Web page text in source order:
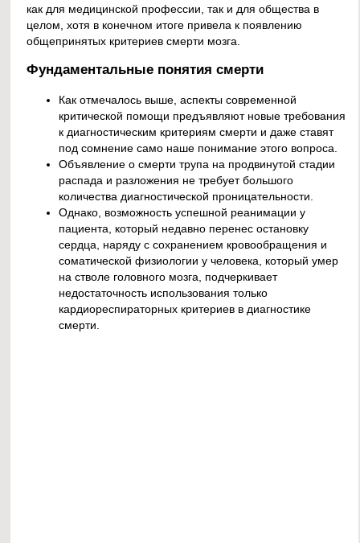
как для медицинской профессии, так и для общества в
целом, хотя в конечном итоге привела к появлению
общепринятых критериев смерти мозга.
Фундаментальные понятия смерти
Как отмечалось выше, аспекты современной
критической помощи предъявляют новые требования
к диагностическим критериям смерти и даже ставят
под сомнение само наше понимание этого вопроса.
Объявление о смерти трупа на продвинутой стадии
распада и разложения не требует большого
количества диагностической проницательности.
Однако, возможность успешной реанимации у
пациента, который недавно перенес остановку
сердца, наряду с сохранением кровообращения и
соматической физиологии у человека, который умер
на стволе головного мозга, подчеркивает
недостаточность использования только
кардиореспираторных критериев в диагностике
смерти.